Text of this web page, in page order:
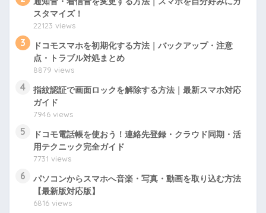
スタマイズ！
22123 views
3
ドコモスマホを初期化する方法｜バックアップ・注意
点・トラブル対処まとめ
8879 views
4
指紋認証で画面ロックを解除する方法｜最新スマホ対応
ガイド
7946 views
5
ドコモ電話帳を使おう！連絡先登録・クラウド同期・活
用テクニック完全ガイド
7731 views
6
パソコンからスマホへ音楽・写真・動画を取り込む方法
【最新版対応版】
6816 views